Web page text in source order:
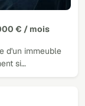
€ / mois
d'un immeuble
si…